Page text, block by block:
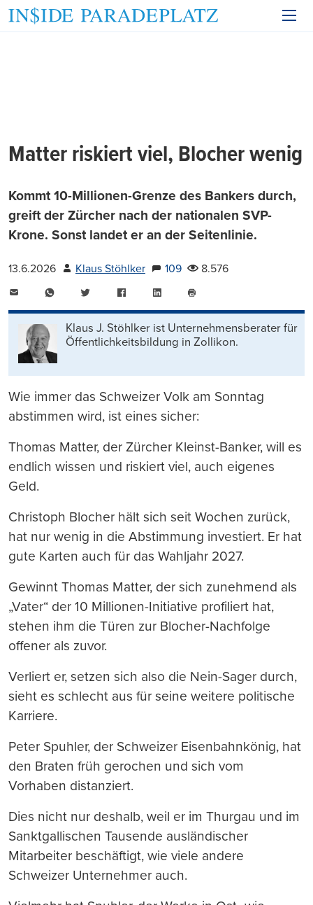
Matter riskiert viel, Blocher wenig
Kommt 10-Millionen-Grenze des Bankers durch,
greift der Zürcher nach der nationalen SVP-
Krone. Sonst landet er an der Seitenlinie.
13.6.2026 Klaus Stöhlker 109
8.576
WhatsAppTwitter FacebookLinkedIn
drucken
Klaus J. Stöhlker ist Unternehmens­berater für
Öffentlichkeits­bildung in Zollikon.
Wie immer das Schweizer Volk am Sonntag
abstimmen wird, ist eines sicher:
Thomas Matter, der Zürcher Kleinst-Banker, will es
endlich wissen und riskiert viel, auch eigenes
Geld.
Christoph Blocher hält sich seit Wochen zurück,
hat nur wenig in die Abstimmung investiert. Er hat
gute Karten auch für das Wahljahr 2027.
Gewinnt Thomas Matter, der sich zunehmend als
„Vater“ der 10 Millionen-Initiative profiliert hat,
stehen ihm die Türen zur Blocher-Nachfolge
offener als zuvor.
Verliert er, setzen sich also die Nein-Sager durch,
sieht es schlecht aus für seine weitere politische
Karriere.
Peter Spuhler, der Schweizer Eisenbahnkönig, hat
den Braten früh gerochen und sich vom
Vorhaben distanziert.
Dies nicht nur deshalb, weil er im Thurgau und im
Sanktgallischen Tausende ausländischer
Mitarbeiter beschäftigt, wie viele andere
Schweizer Unternehmer auch.